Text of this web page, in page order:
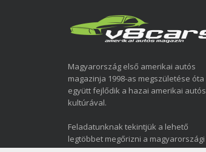
Magyarország első amerikai autós
magazinja 1998-as megszületése óta
együtt fejlődik a hazai amerikai autós
kultúrával.
Feladatunknak tekintjük a lehető
legtöbbet megőrizni a magyarországi